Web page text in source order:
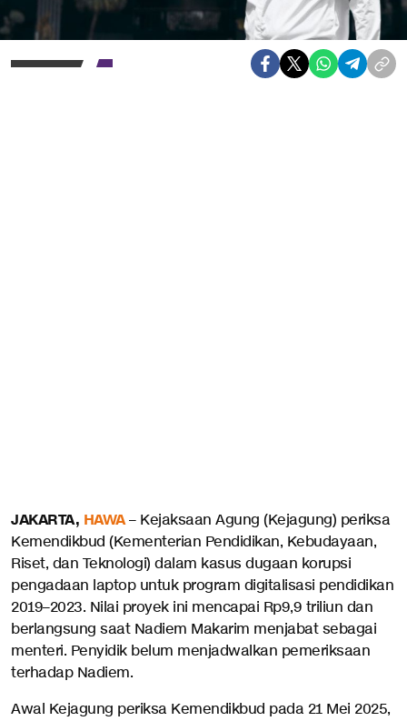
JAKARTA, HAWA– Kejaksaan Agung (Kejagung) periksa
Kemendikbud (Kementerian Pendidikan, Kebudayaan,
Riset, dan Teknologi) dalam kasus dugaan korupsi
pengadaan laptop untuk program digitalisasi pendidikan
2019–2023. Nilai proyek ini mencapai Rp9,9 triliun dan
berlangsung saat Nadiem Makarim menjabat sebagai
menteri. Penyidik belum menjadwalkan pemeriksaan
terhadap Nadiem.
Awal Kejagung periksa Kemendikbud pada 21 Mei 2025,